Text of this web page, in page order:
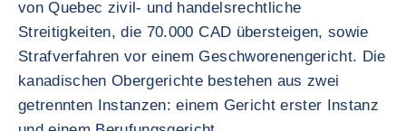
von Quebec zivil- und handelsrechtliche
Streitigkeiten, die 70.000 CAD übersteigen, sowie
Strafverfahren vor einem Geschworenengericht. Die
kanadischen Obergerichte bestehen aus zwei
getrennten Instanzen: einem Gericht erster Instanz